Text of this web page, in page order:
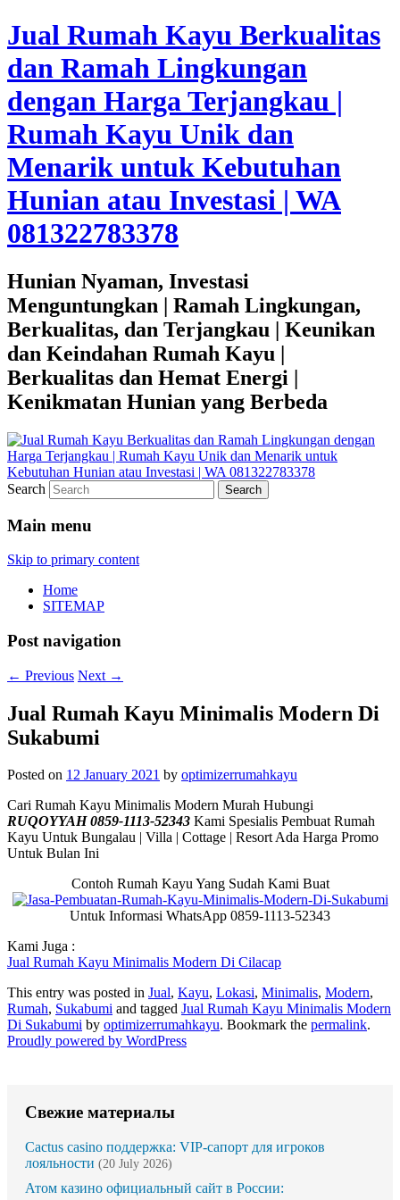
Jual Rumah Kayu Berkualitas
dan Ramah Lingkungan
dengan Harga Terjangkau |
Rumah Kayu Unik dan
Menarik untuk Kebutuhan
Hunian atau Investasi | WA
081322783378
Hunian Nyaman, Investasi
Menguntungkan | Ramah Lingkungan,
Berkualitas, dan Terjangkau | Keunikan
dan Keindahan Rumah Kayu |
Berkualitas dan Hemat Energi |
Kenikmatan Hunian yang Berbeda
Search
Main menu
Skip to primary content
Home
SITEMAP
Post navigation
← Previous Next →
Jual Rumah Kayu Minimalis Modern Di
Sukabumi
Posted on 12 January 2021 by optimizerrumahkayu
Cari Rumah Kayu Minimalis Modern Murah Hubungi
RUQOYYAH 0859-1113-52343 Kami Spesialis Pembuat Rumah
Kayu Untuk Bungalau | Villa | Cottage | Resort Ada Harga Promo
Untuk Bulan Ini
Contoh Rumah Kayu Yang Sudah Kami Buat
Untuk Informasi WhatsApp 0859-1113-52343
Kami Juga :
Jual Rumah Kayu Minimalis Modern Di Cilacap
This entry was posted in Jual, Kayu, Lokasi, Minimalis, Modern,
Rumah, Sukabumi and tagged Jual Rumah Kayu Minimalis Modern
Di Sukabumi by optimizerrumahkayu. Bookmark the permalink.
Proudly powered by WordPress
Свежие материалы
Cactus casino поддержка: VIP-сапорт для игроков
лояльности (20 July 2026)
Атом казино официальный сайт в России: